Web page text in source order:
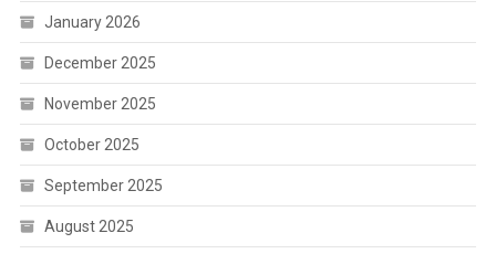
January 2026
December 2025
November 2025
October 2025
September 2025
August 2025